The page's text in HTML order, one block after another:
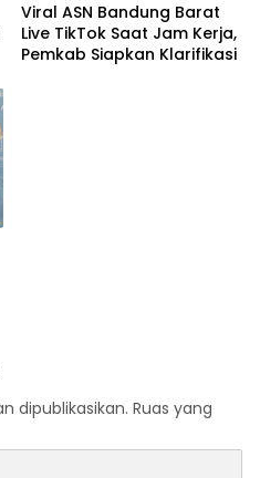
Viral ASN Bandung Barat
Live TikTok Saat Jam Kerja,
Pemkab Siapkan Klarifikasi
dipublikasikan. Ruas yang